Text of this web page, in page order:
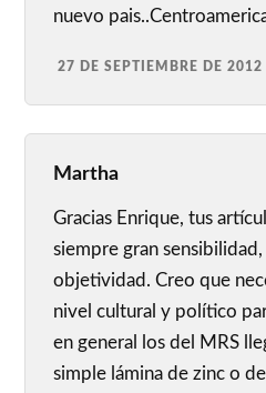
nuevo
27 DE SEPTIEMBRE DE 2012
Martha
Gracias Enrique, tus
siempre gran
objetividad. Creo que
nivel cultural y político
en general los del MRS
simple lámina de zinc o